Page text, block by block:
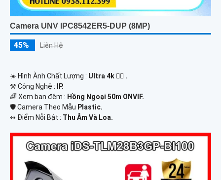
Camera UNV IPC8542ER5-DUP (8MP)
45% Liên Hệ
☀️ Hình Ành Chất Lượng : Ultra 4k 👍🏾 .
⚒ Công Nghệ :
IP.
🌈 Xem ban đêm : Hồng Ngoại 50m ONVIF.
🛡 Camera Theo Mẫu Plastic.
️↭ Điểm Nỗi Bật : Thu Âm Và Loa.